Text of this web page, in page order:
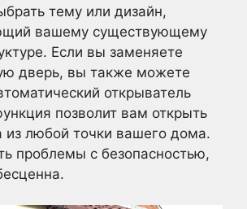
тему или дизайн,
вашему существующему
Если вы заменяете
дверь, вы также можете
открыватель
позволит вам открыть
из любой точки вашего дома.
проблемы с безопасностью,